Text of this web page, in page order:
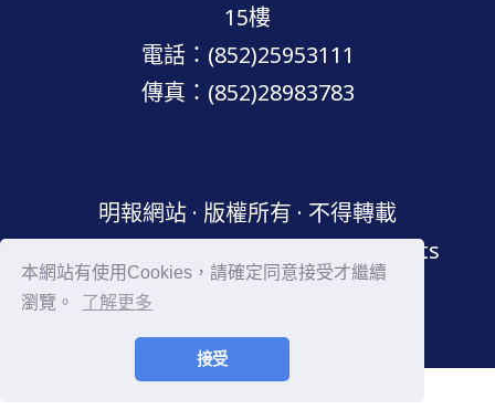
本網站有使用Cookies，請確定同意接受才繼續
瀏覽。
了解更多
接受
15樓
電話：(852)25953111
傳真：(852)28983783
明報網站 · 版權所有 · 不得轉載
Copyright © Mingpao.com All rights
reserved.